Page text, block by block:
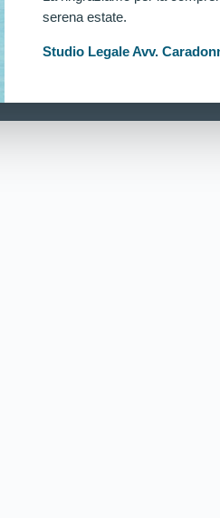
serena estate.
Studio Legale Avv.